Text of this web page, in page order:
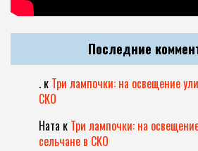
Последние
. к Три лампочки: на освещение
СКО
Ната к Три лампочки: на
сельчане в СКО